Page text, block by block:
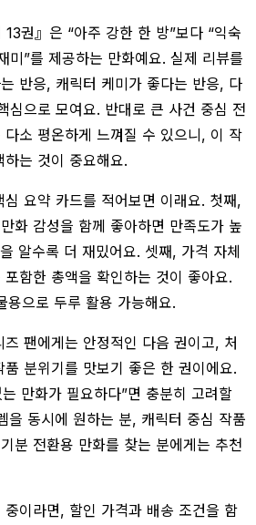
13권』은 “아주 강한 한 방”보다 “익숙
미”를 제공하는 만화예요. 실제 리뷰를
반응, 캐릭터 케미가 좋다는 반응, 다
심으로 모여요. 반대로 큰 사건 중심 전
소 평온하게 느껴질 수 있으니, 이 작
는 것이 중요해요.
요약 카드를 적어보면 이래요. 첫째,
화 감성을 함께 좋아하면 만족도가 높
알수록 더 재밌어요. 셋째, 가격 자체
함한 총액을 확인하는 것이 좋아요.
용으로 두루 활용 가능해요.
팬에게는 안정적인 다음 권이고, 처
분위기를 맛보기 좋은 한 권이에요.
만화가 필요하다”면 충분히 고려할
을 동시에 원하는 분, 캐릭터 중심 작품
분 전환용 만화를 찾는 분에게는 추천
이라면, 할인 가격과 배송 조건을 함